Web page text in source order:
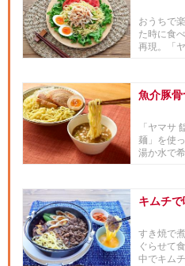
おうちで
た時に食
再現。「
魚介豚
「ヤマサ
麺」を使
湯か水で
キムチ
すき焼で
ぐらせて
中でキム